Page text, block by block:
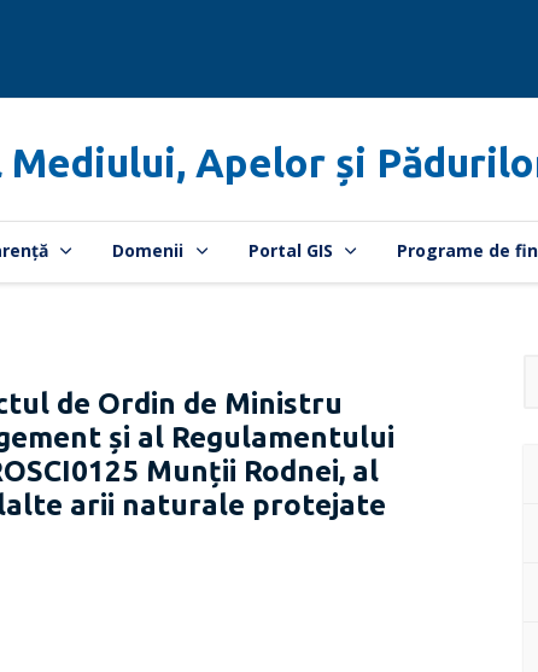
Apelor și
Domenii Portal GIS Programe de
de Ordin de Ministru
și al Regulamentului
Munții Rodnei, al
arii naturale protejate